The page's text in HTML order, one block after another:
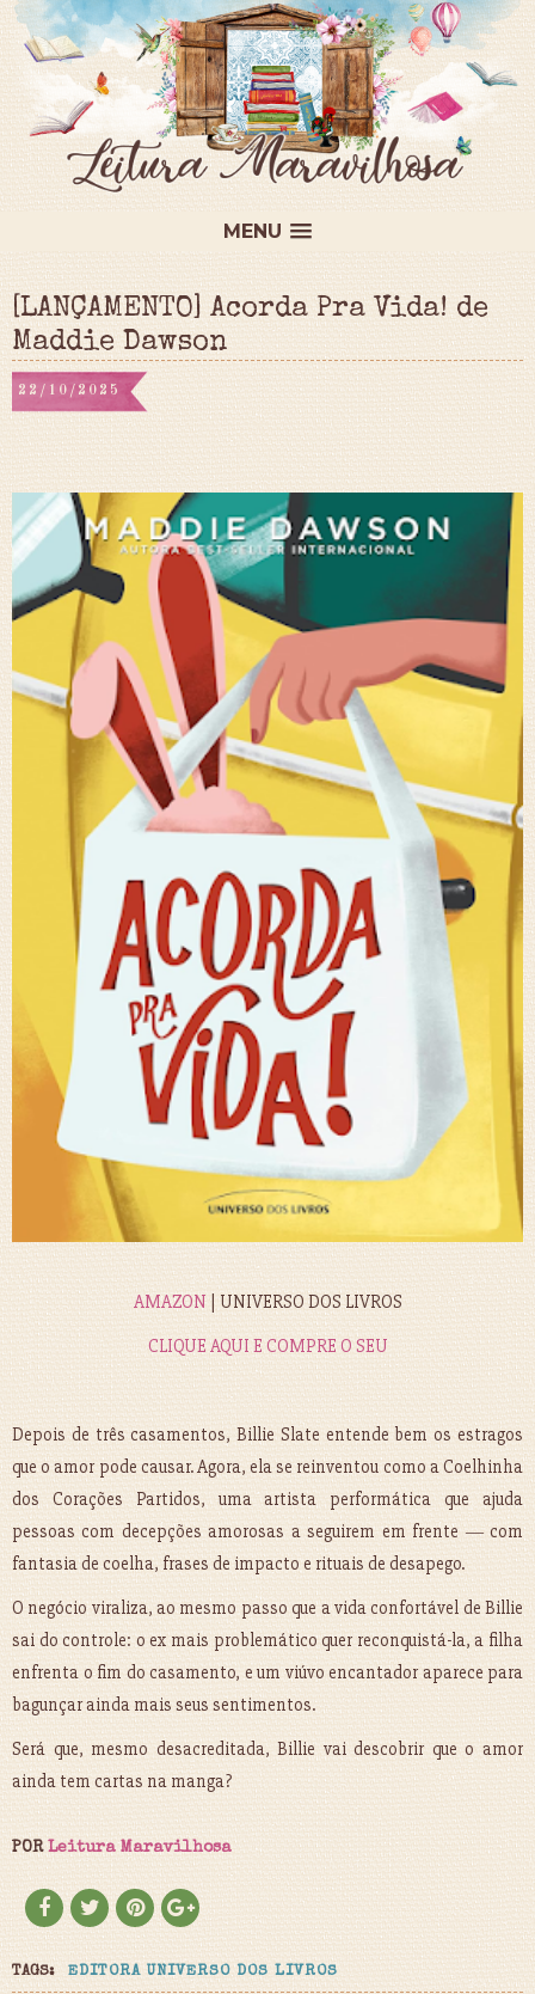
MENU
[LANÇAMENTO] Acorda Pra Vida! de
Maddie Dawson
22/10/2025
AMAZON| UNIVERSO DOS LIVROS
CLIQUE AQUI E COMPRE O SEU
Depois de três casamentos, Billie Slate entende bem os estragos
que o amor pode causar. Agora, ela se reinven­tou como a Coelhinha
dos Corações Partidos, uma artista performática que ajuda
pessoas com decepções amorosas a seguirem em frente ― com
fantasia de coelha, frases de impacto e rituais de desapego.
O negócio viraliza, ao mesmo passo que a vida con­fortável de Billie
sai do controle: o ex mais problemático quer reconquistá-la, a filha
enfrenta o fim do casamento, e um viúvo encantador aparece para
bagunçar ainda mais seus sentimentos.
Será que, mesmo desacreditada, Billie vai descobrir que o amor
ainda tem cartas na manga?
POR Leitura Maravilhosa
TAGS: EDITORA UNIVERSO DOS LIVROS